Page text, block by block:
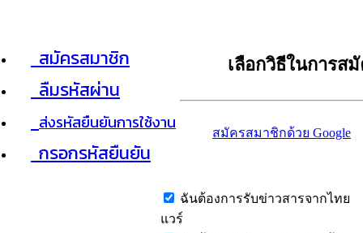
สมัครสมาชิก
ลืมรหัสผ่าน
ส่งรหัสยืนยันการใช้งาน
กรอกรหัสยืนยัน
เลือกวิธีในการส
สมัครสมาชิกด้วย Google
ฉันต้องการรับข่าวสารจากไทย
แวร์